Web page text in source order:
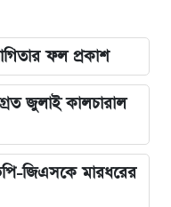
ফল প্রকাশ
জুলাই কালচারাল
জিএসকে মারধরের